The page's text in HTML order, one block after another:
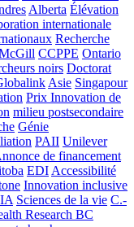
Alberta Élévation
internationale
Recherche
CCPPE Ontario
noirs Doctorat
Asie Singapour
Prix Innovation de
milieu postsecondaire
Génie
PAII Unilever
de financement
EDI Accessibilité
Innovation inclusive
IA Sciences de la vie C.-
Research BC